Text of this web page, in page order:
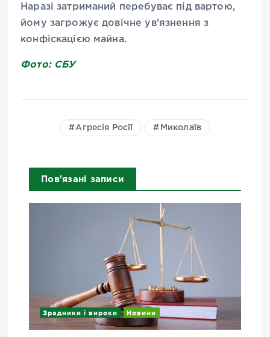
Наразі затриманий перебуває під вартою,
йому загрожує довічне ув’язнення з
конфіскацією майна.
Фото: СБУ
Агресія Росії Миколаїв
Пов'язані записи
Зрадники і вироки Новини